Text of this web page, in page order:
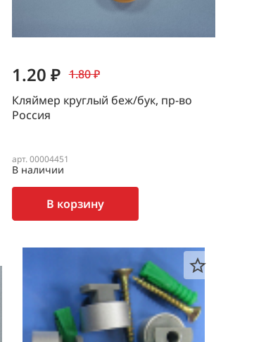
1.20 ₽ 1.80 ₽
Кляймер круглый беж/бук, пр-во
Россия
арт. 00004451
В наличии
В корзину